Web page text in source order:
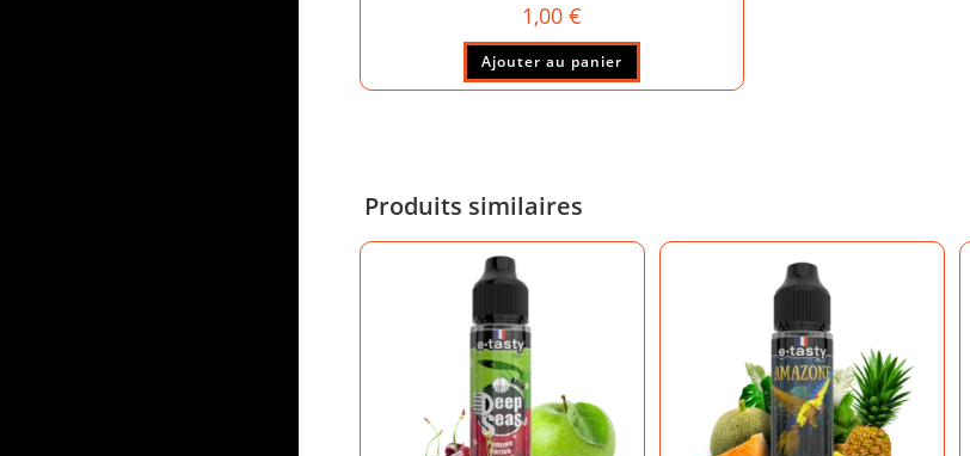
1,00€
Ajouter au panier
Produits similaires